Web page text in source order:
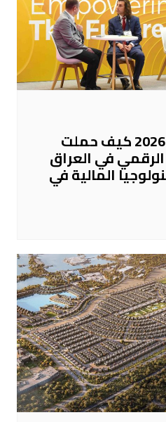
موني 20/20 أوروبا 2026 كيف حملت
في العراق
المالية في